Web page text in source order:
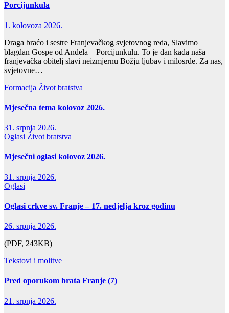
Porcijunkula
1. kolovoza 2026.
Draga braćo i sestre Franjevačkog svjetovnog reda, Slavimo
blagdan Gospe od Anđela – Porcijunkulu. To je dan kada naša
franjevačka obitelj slavi neizmjernu Božju ljubav i milosrđe. Za nas,
svjetovne…
Formacija Život bratstva
Mjesečna tema kolovoz 2026.
31. srpnja 2026.
Oglasi Život bratstva
Mjesečni oglasi kolovoz 2026.
31. srpnja 2026.
Oglasi
Oglasi crkve sv. Franje – 17. nedjelja kroz godinu
26. srpnja 2026.
(PDF, 243KB)
Tekstovi i molitve
Pred oporukom brata Franje (7)
21. srpnja 2026.